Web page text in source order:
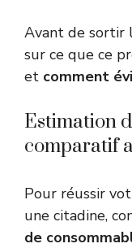
Avant de sortir
sur ce que ce
et comment
Estimation
comparatif
Pour réussir
une citadine,
de